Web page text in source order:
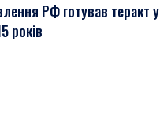
РФ готував теракт у
років